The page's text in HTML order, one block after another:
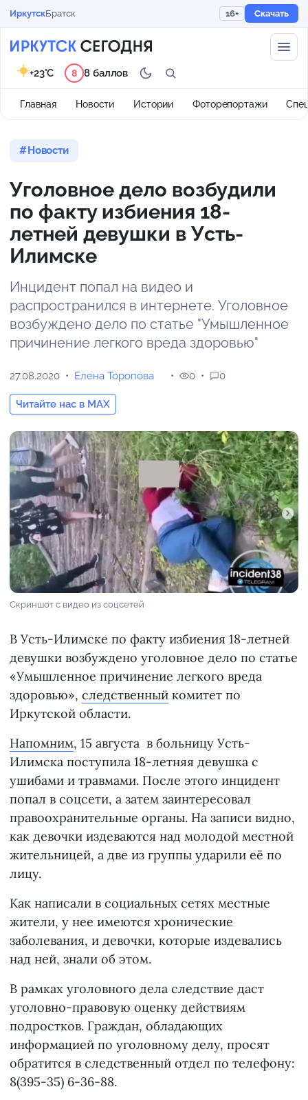
ИркутскБратск 16+ Скачать
Главная Новости Истории Фоторепортажи
+23°C 8 8 баллов
Новости
Уголовное дело возбудили
по факту избиения 18-
летней девушки в Усть-
Илимске
Инцидент попал на видео и
распространился в интернете. Уголовное
возбуждено дело по статье "Умышленное
причинение легкого вреда здоровью"
27.08.2020 Елена Торопова
Читайте нас в MAX
0 0
Скриншот с видео из соцсетей
В Усть-Илимске по факту избиения 18-летней
девушки возбуждено уголовное дело по статье
«Умышленное причинение легкого вреда
здоровью», следственный комитет по
Иркутской области.
Напомним, 15 августа в больницу Усть-
Илимска поступила 18-летняя девушка с
ушибами и травмами. После этого инцидент
попал в соцсети, а затем заинтересовал
правоохранительные органы. На записи видно,
как девочки издеваются над молодой местной
жительницей, а две из группы ударили её по
лицу.
Как написали в социальных сетях местные
жители, у нее имеются хронические
заболевания, и девочки, которые издевались
над ней, знали об этом.
В рамках уголовного дела следствие даст
уголовно-правовую оценку действиям
подростков. Граждан, обладающих
информацией по уголовному делу, просят
обратится в следственный отдел по телефону:
8(395-35) 6-36-88.